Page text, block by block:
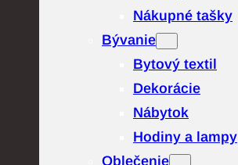
Nákupné tašky
Bývanie
Bytový textil
Dekorácie
Nábytok
Hodiny a lampy
Oblečenie